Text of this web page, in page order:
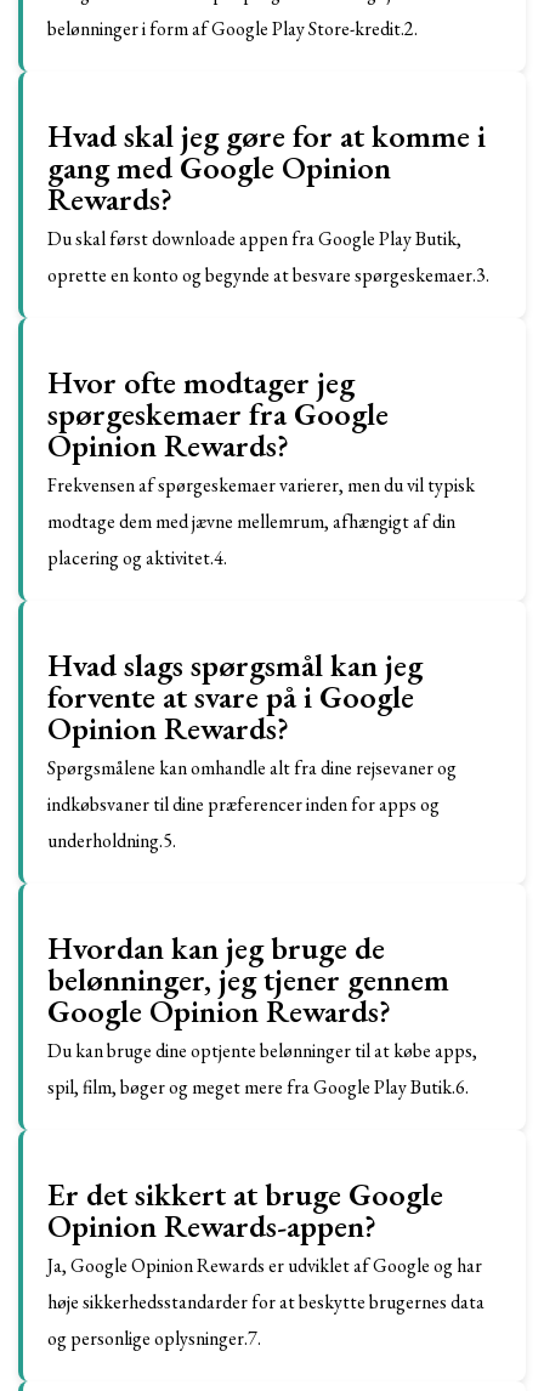
belønninger i form af Google Play Store-kredit.2.
Hvad skal jeg gøre for at komme i
gang med Google Opinion
Rewards?
Du skal først downloade appen fra Google Play Butik,
oprette en konto og begynde at besvare spørgeskemaer.3.
Hvor ofte modtager jeg
spørgeskemaer fra Google
Opinion Rewards?
Frekvensen af spørgeskemaer varierer, men du vil typisk
modtage dem med jævne mellemrum, afhængigt af din
placering og aktivitet.4.
Hvad slags spørgsmål kan jeg
forvente at svare på i Google
Opinion Rewards?
Spørgsmålene kan omhandle alt fra dine rejsevaner og
indkøbsvaner til dine præferencer inden for apps og
underholdning.5.
Hvordan kan jeg bruge de
belønninger, jeg tjener gennem
Google Opinion Rewards?
Du kan bruge dine optjente belønninger til at købe apps,
spil, film, bøger og meget mere fra Google Play Butik.6.
Er det sikkert at bruge Google
Opinion Rewards-appen?
Ja, Google Opinion Rewards er udviklet af Google og har
høje sikkerhedsstandarder for at beskytte brugernes data
og personlige oplysninger.7.